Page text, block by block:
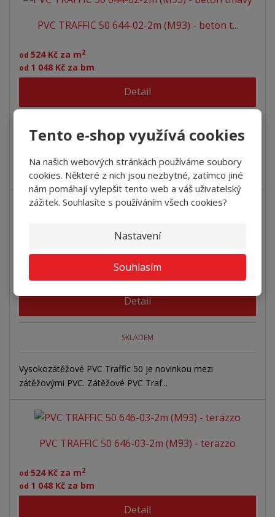
Tento e-shop využívá cookies
Na našich webových stránkách používáme soubory
cookies. Některé z nich jsou nezbytné, zatímco jiné
nám pomáhají vylepšit tento web a váš uživatelský
zážitek. Souhlasíte s používáním všech cookies?
Nastavení
Souhlasím
PVC TRAFFIC 50 644-02-2m (M93) - beton t...
od 524 Kč za m2
od 1 048 Kč za bm
Detail
Vysokozátěžové PVC Traffic 50 je novinkou mezi
zátěžovými PVC. Zátěžové PVC Traf...
PVC TRAFFIC 50 644-03-2m (M92) - beton s...
od
Detail
SKLADEM
Vysokozátěžové PVC Traffic 50 je novinkou mezi
zátěžovými PVC. Zátěžové PVC Traf...
PVC TRAFFIC 50 646-03-2m (M93) - terazzo
od 524 Kč za m2
od 1 048 Kč za bm
Detail